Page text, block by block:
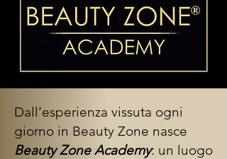
Dall’esperienza vissuta ogni
giorno in Beauty Zone nasce
Beauty Zone Academy: un luogo